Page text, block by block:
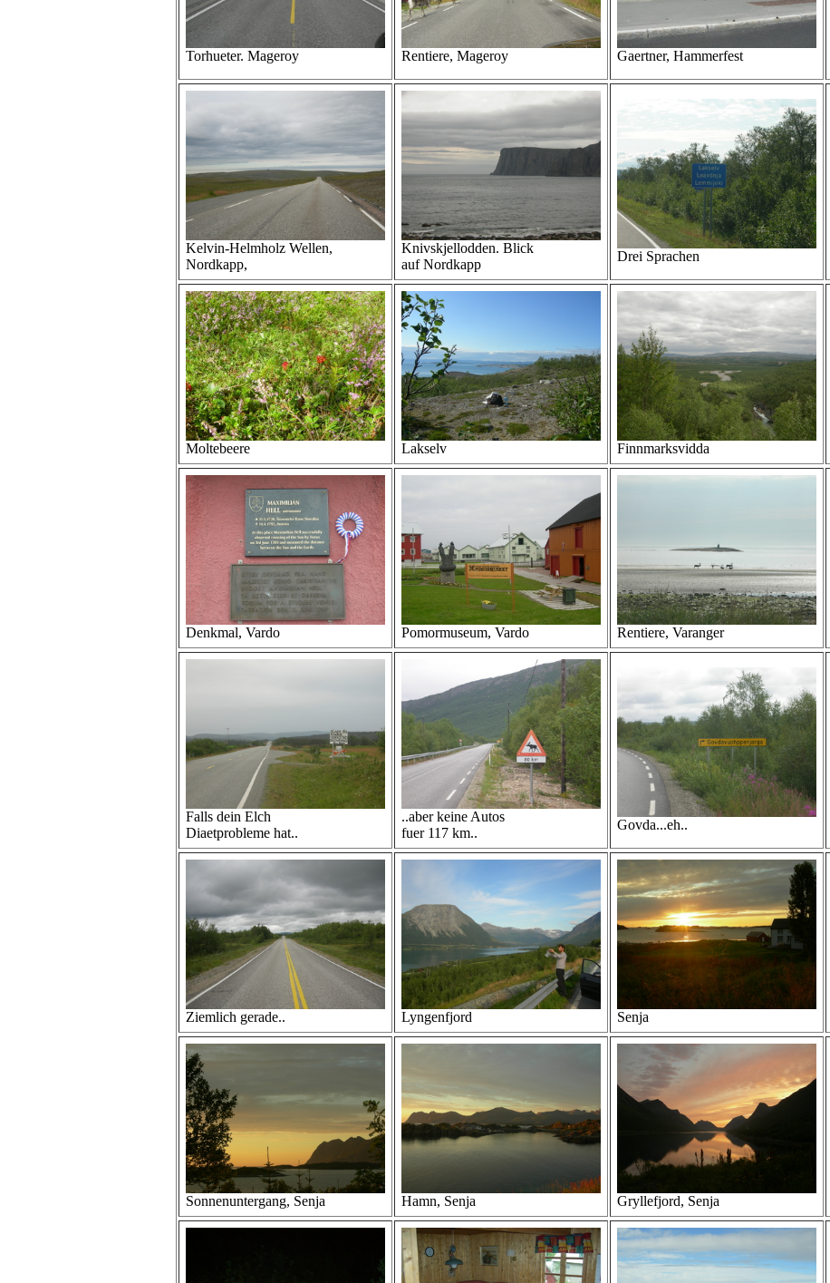
Torhueter. Mageroy Rentiere, Mageroy Gaertner, Hammerfest
Kelvin-Helmholz Wellen,
Nordkapp,
Knivskjellodden. Blick
auf Nordkapp
Drei Sprachen
Moltebeere Lakselv Finnmarksvidda
Denkmal, Vardo Pomormuseum, Vardo Rentiere, Varanger
Falls dein Elch
Diaetprobleme hat..
..aber keine Autos
fuer 117 km..
Govda...eh..
Ziemlich gerade.. Lyngenfjord Senja
Sonnenuntergang, Senja Hamn, Senja Gryllefjord, Senja